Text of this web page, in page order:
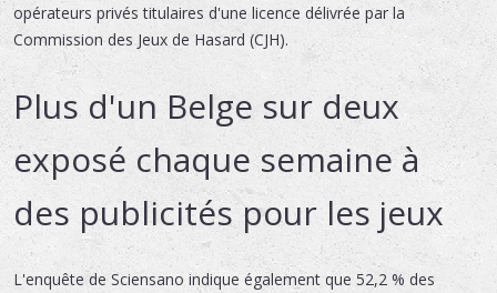
opérateurs privés titulaires d'une licence délivrée par la
Commission des Jeux de Hasard (CJH).
Plus d'un Belge sur deux
exposé chaque semaine à
des publicités pour les jeux
L'enquête de Sciensano indique également que 52,2 % des